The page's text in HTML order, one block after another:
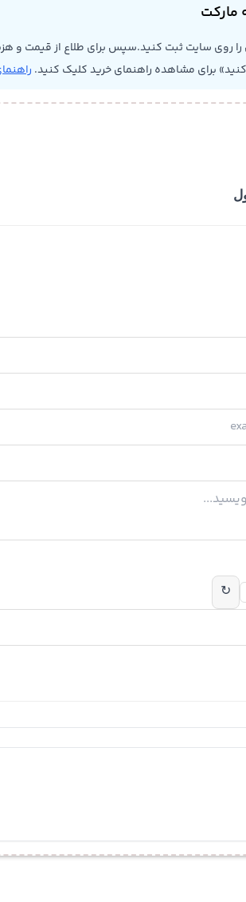
مارکت
را روی سایت ثبت کنید.سپس برای طلاع از قیمت و
برای مشاهده راهنمای خرید کلیک کنید.
↻